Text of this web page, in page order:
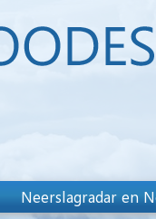
Neerslagradar en